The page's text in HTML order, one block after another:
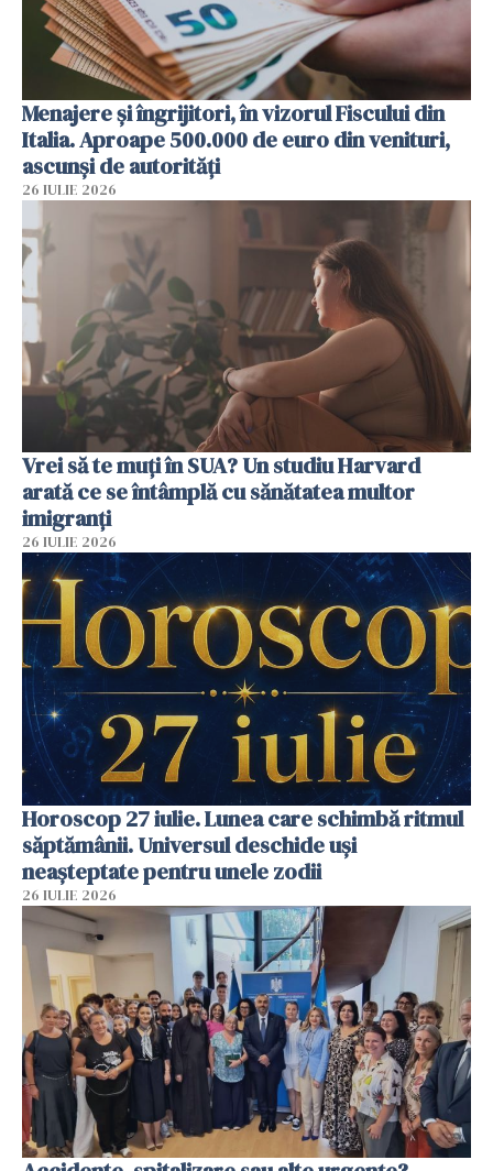
Menajere și îngrijitori, în vizorul Fiscului din
Italia. Aproape 500.000 de euro din venituri,
ascunși de autorități
26 IULIE 2026
Vrei să te muți în SUA? Un studiu Harvard
arată ce se întâmplă cu sănătatea multor
imigranți
26 IULIE 2026
Horoscop 27 iulie. Lunea care schimbă ritmul
săptămânii. Universul deschide uși
neașteptate pentru unele zodii
26 IULIE 2026